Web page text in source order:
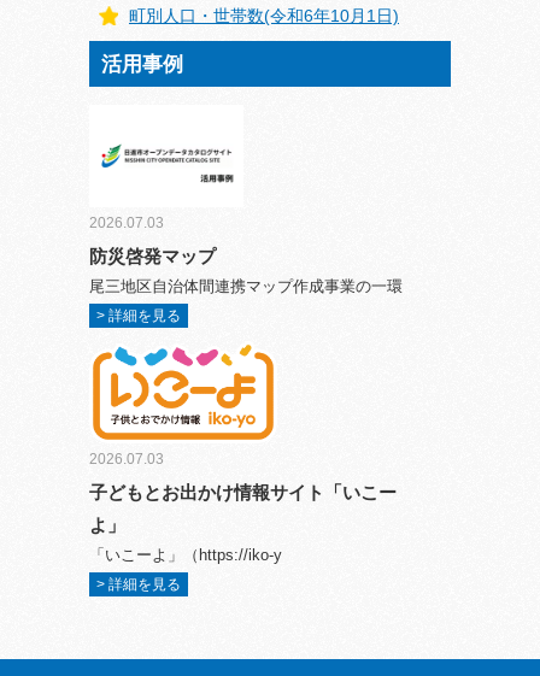
町別人口・世帯数(令和6年10月1日)
活用事例
2026.07.03
防災啓発マップ
尾三地区自治体間連携マップ作成事業の一環
> 詳細を見る
2026.07.03
子どもとお出かけ情報サイト「いこー
よ」
「いこーよ」（https://iko-y
> 詳細を見る